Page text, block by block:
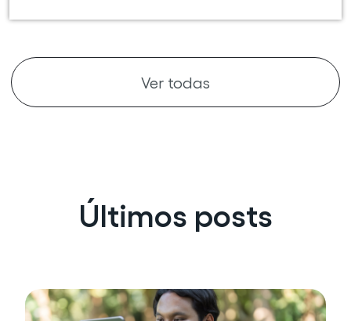
Ver todas
Últimos posts